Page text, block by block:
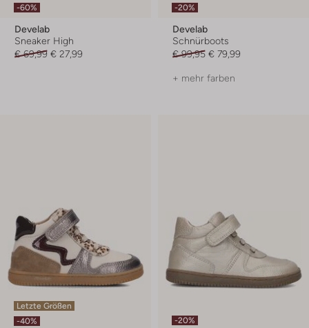
-60%
Develab
Sneaker High
€ 69,99 € 27,99
-20%
Develab
Schnürboots
€ 99,95 € 79,99
+ mehr farben
Letzte Größen
-40%
-20%